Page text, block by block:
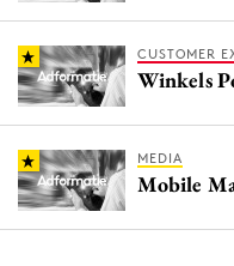
CUSTOMER
Winkels
MEDIA
Mobile